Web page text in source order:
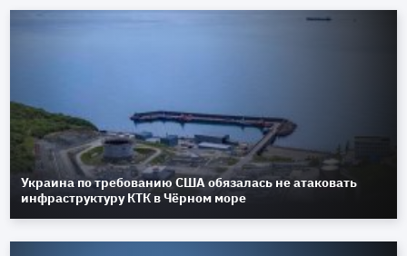
Украина по требованию США обязалась не атаковать
инфраструктуру КТК в Чёрном море